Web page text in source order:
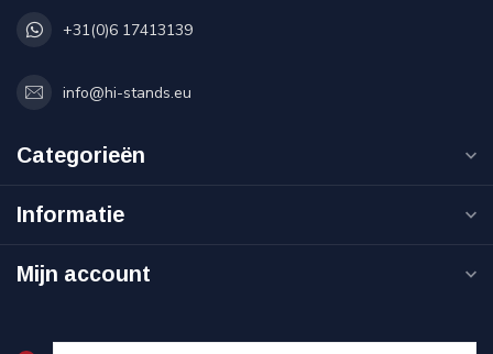
+31(0)6 17413139
info@hi-stands.eu
Categorieën
Informatie
Mijn account